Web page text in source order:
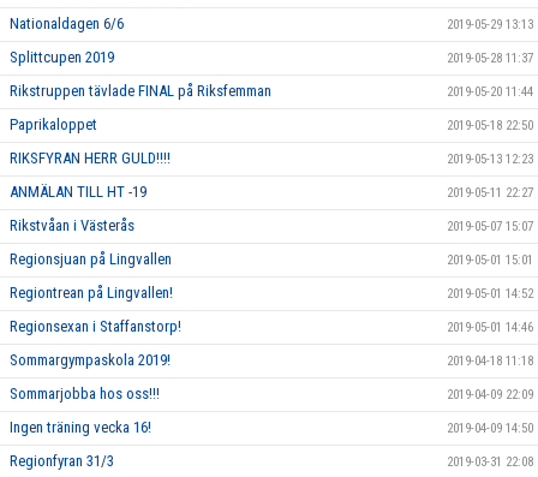
Nationaldagen 6/6 2019-05-29 13:13
Splittcupen 2019 2019-05-28 11:37
Rikstruppen tävlade FINAL på Riksfemman 2019-05-20 11:44
Paprikaloppet 2019-05-18 22:50
RIKSFYRAN HERR GULD!!!! 2019-05-13 12:23
ANMÄLAN TILL HT -19 2019-05-11 22:27
Rikstvåan i Västerås 2019-05-07 15:07
Regionsjuan på Lingvallen 2019-05-01 15:01
Regiontrean på Lingvallen! 2019-05-01 14:52
Regionsexan i Staffanstorp! 2019-05-01 14:46
Sommargympaskola 2019! 2019-04-18 11:18
Sommarjobba hos oss!!! 2019-04-09 22:09
Ingen träning vecka 16! 2019-04-09 14:50
Regionfyran 31/3 2019-03-31 22:08